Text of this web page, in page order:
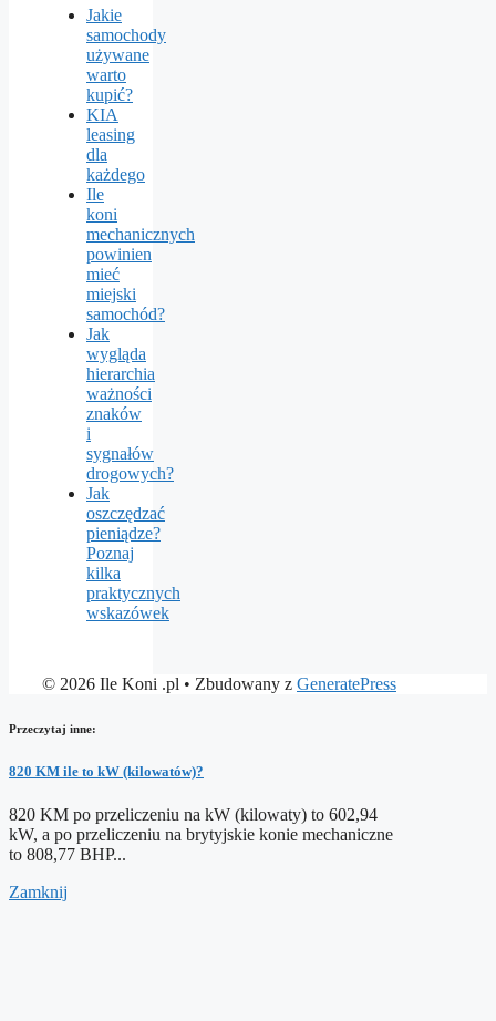
Jakie
samochody
używane
warto
kupić?
KIA
leasing
dla
każdego
Ile
koni
mechanicznych
powinien
mieć
miejski
samochód?
Jak
wygląda
hierarchia
ważności
znaków
i
sygnałów
drogowych?
Jak
oszczędzać
pieniądze?
Poznaj
kilka
praktycznych
wskazówek
© 2026 Ile Koni .pl • Zbudowany z GeneratePress
Przeczytaj inne:
820 KM ile to kW (kilowatów)?
820 KM po przeliczeniu na kW (kilowaty) to 602,94
kW, a po przeliczeniu na brytyjskie konie mechaniczne
to 808,77 BHP...
Zamknij